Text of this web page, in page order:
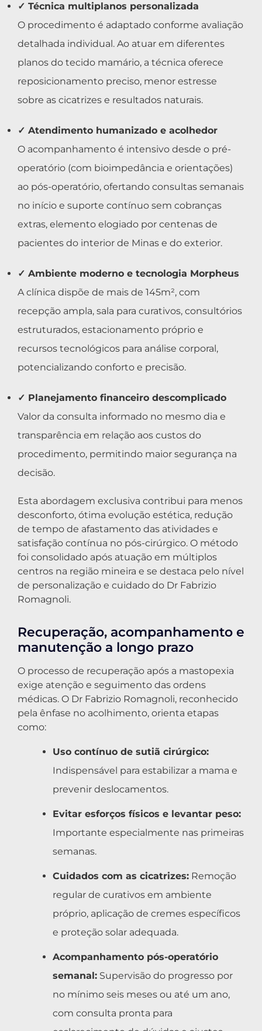
✓ Técnica multiplanos personalizada
O procedimento é adaptado conforme avaliação
detalhada individual. Ao atuar em diferentes
planos do tecido mamário, a técnica oferece
reposicionamento preciso, menor estresse
sobre as cicatrizes e resultados naturais.
✓ Atendimento humanizado e acolhedor
O acompanhamento é intensivo desde o pré-
operatório (com bioimpedância e orientações)
ao pós-operatório, ofertando consultas semanais
no início e suporte contínuo sem cobranças
extras, elemento elogiado por centenas de
pacientes do interior de Minas e do exterior.
✓ Ambiente moderno e tecnologia Morpheus
A clínica dispõe de mais de 145m², com
recepção ampla, sala para curativos, consultórios
estruturados, estacionamento próprio e
recursos tecnológicos para análise corporal,
potencializando conforto e precisão.
✓ Planejamento financeiro descomplicado
Valor da consulta informado no mesmo dia e
transparência em relação aos custos do
procedimento, permitindo maior segurança na
decisão.
Esta abordagem exclusiva contribui para menos
desconforto, ótima evolução estética, redução
de tempo de afastamento das atividades e
satisfação contínua no pós-cirúrgico. O método
foi consolidado após atuação em múltiplos
centros na região mineira e se destaca pelo nível
de personalização e cuidado do Dr Fabrizio
Romagnoli.
Recuperação, acompanhamento e
manutenção a longo prazo
O processo de recuperação após a mastopexia
exige atenção e seguimento das ordens
médicas. O Dr Fabrizio Romagnoli, reconhecido
pela ênfase no acolhimento, orienta etapas
como:
Uso contínuo de sutiã cirúrgico:
Indispensável para estabilizar a mama e
prevenir deslocamentos.
Evitar esforços físicos e levantar peso:
Importante especialmente nas primeiras
semanas.
Cuidados com as cicatrizes: Remoção
regular de curativos em ambiente
próprio, aplicação de cremes específicos
e proteção solar adequada.
Acompanhamento pós-operatório
semanal: Supervisão do progresso por
no mínimo seis meses ou até um ano,
com consulta pronta para